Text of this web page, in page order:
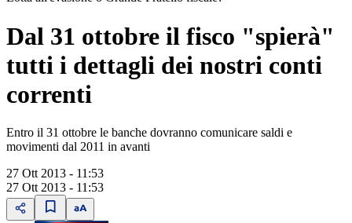
Dal 31 ottobre il fisco "spierà"
tutti i dettagli dei nostri conti
correnti
Entro il 31 ottobre le banche dovranno comunicare saldi e
movimenti dal 2011 in avanti
27 Ott 2013 - 11:53
27 Ott 2013 - 11:53